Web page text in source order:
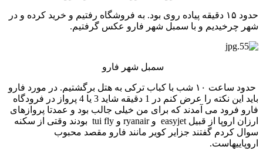
حدود ۱۵ دقیقه پیاده روی بود. به فروشگاه رفتیم و خرید کرده و در
شهر چرخیدیم و با سمبل شهر فارو عکس گرفتیم.
سمبل شهر فارو
حدود ساعت ۱۰ شب با کباب ترکی به هتل برگشتیم. در مورد فارو
باید این نکته را عرض کنم در 1 دقیقه شاید 3 یا 4 پرواز در فرودگاه
فارو فرود می آمدند که برای من خیلی جالب بود و عمدتا پروازهای
ارزان اروپا از قبیل easyjet و ryanair و tui fly بودند وقتی از سکنه
سوال کردم گفتند جزایر کویر مانند فارو مقصد محبوب
اروپاییهاست.